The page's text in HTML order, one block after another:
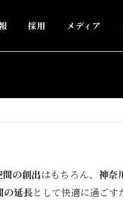
採用 メディア
の創出はもちろん、 神奈
の延長として快適に過ごす